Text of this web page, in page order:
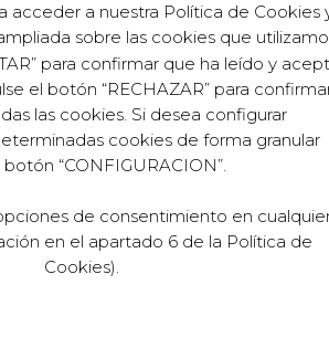
acceder a nuestra Política de Cookies
sobre las cookies que
para confirmar que ha leído y
el botón “RECHAZAR” para
las cookies. Si desea configurar
cookies de forma granular
“CONFIGURACION”.
de consentimiento en
en el apartado 6 de la Política de
Cookies).